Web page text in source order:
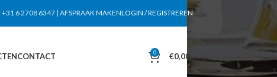
+31 6 2708 6347 | AFSPRAAK MAKENLOGIN / REGISTREREN
CONTACT 0 €0,00